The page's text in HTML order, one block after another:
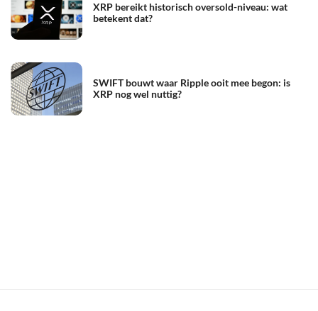
XRP bereikt historisch oversold-niveau: wat
betekent dat?
SWIFT bouwt waar Ripple ooit mee begon: is
XRP nog wel nuttig?